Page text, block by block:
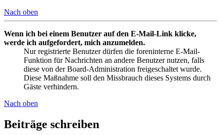
Nach oben
Wenn ich bei einem Benutzer auf den E-Mail-Link klicke,
werde ich aufgefordert, mich anzumelden.
Nur registrierte Benutzer dürfen die foreninterne E-Mail-
Funktion für Nachrichten an andere Benutzer nutzen, falls
diese von der Board-Administration freigeschaltet wurde.
Diese Maßnahme soll den Missbrauch dieses Systems durch
Gäste verhindern.
Nach oben
Beiträge schreiben